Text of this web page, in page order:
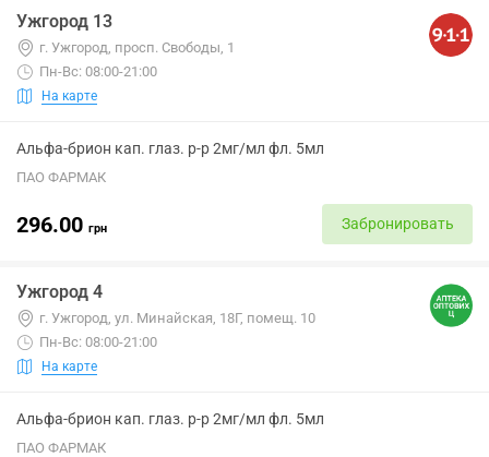
Ужгород 13
г. Ужгород, просп. Свободы, 1
Пн-Вс: 08:00-21:00
На карте
Альфа-брион кап. глаз. р-р 2мг/мл фл. 5мл
ПАО ФАРМАК
296.00 грн Забронировать
Ужгород 4
г. Ужгород, ул. Минайская, 18Г, помещ. 10
Пн-Вс: 08:00-21:00
На карте
Альфа-брион кап. глаз. р-р 2мг/мл фл. 5мл
ПАО ФАРМАК